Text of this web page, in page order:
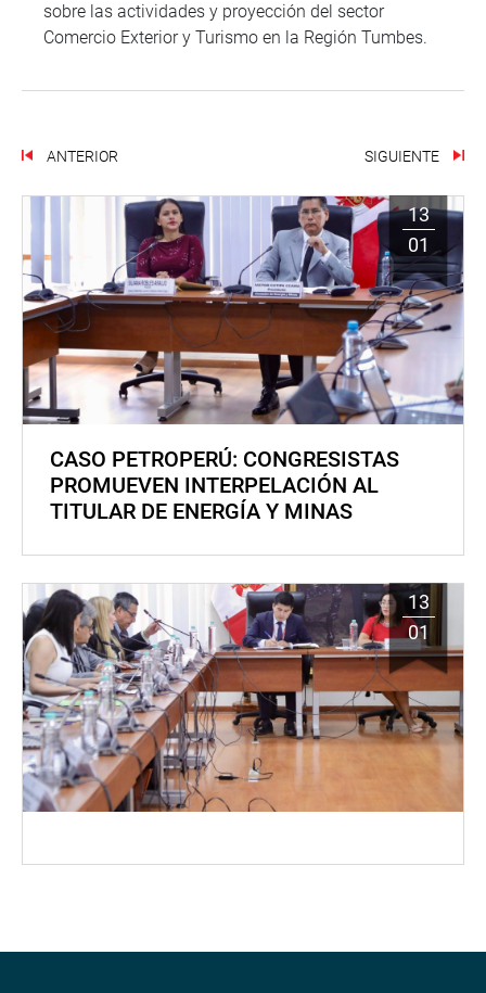
sobre las actividades y proyección del sector
Comercio Exterior y Turismo en la Región Tumbes.
ANTERIOR SIGUIENTE
13
01
CASO PETROPERÚ: CONGRESISTAS
PROMUEVEN INTERPELACIÓN AL
TITULAR DE ENERGÍA Y MINAS
13
01